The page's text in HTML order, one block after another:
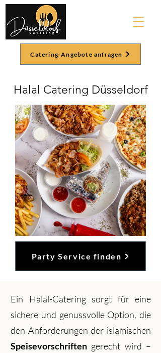
Catering-Angebote anfragen
Halal Catering Düsseldorf
Party Service finden
Ein Halal-Catering sorgt für eine
sichere und genussvolle Option, die
den Anforderungen der islamischen
Speisevorschriften gerecht wird –